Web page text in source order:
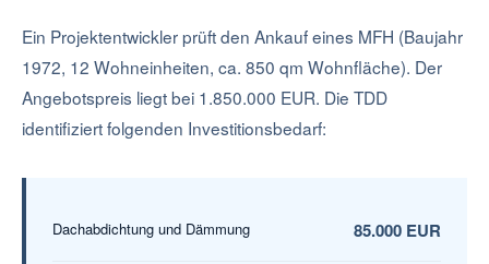
Ein Projektentwickler prüft den Ankauf eines MFH (Baujahr
1972, 12 Wohneinheiten, ca. 850 qm Wohnfläche). Der
Angebotspreis liegt bei 1.850.000 EUR. Die TDD
identifiziert folgenden Investitionsbedarf:
Dachabdichtung und Dämmung 85.000 EUR